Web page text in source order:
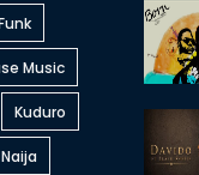
Music
Kuduro
Naija